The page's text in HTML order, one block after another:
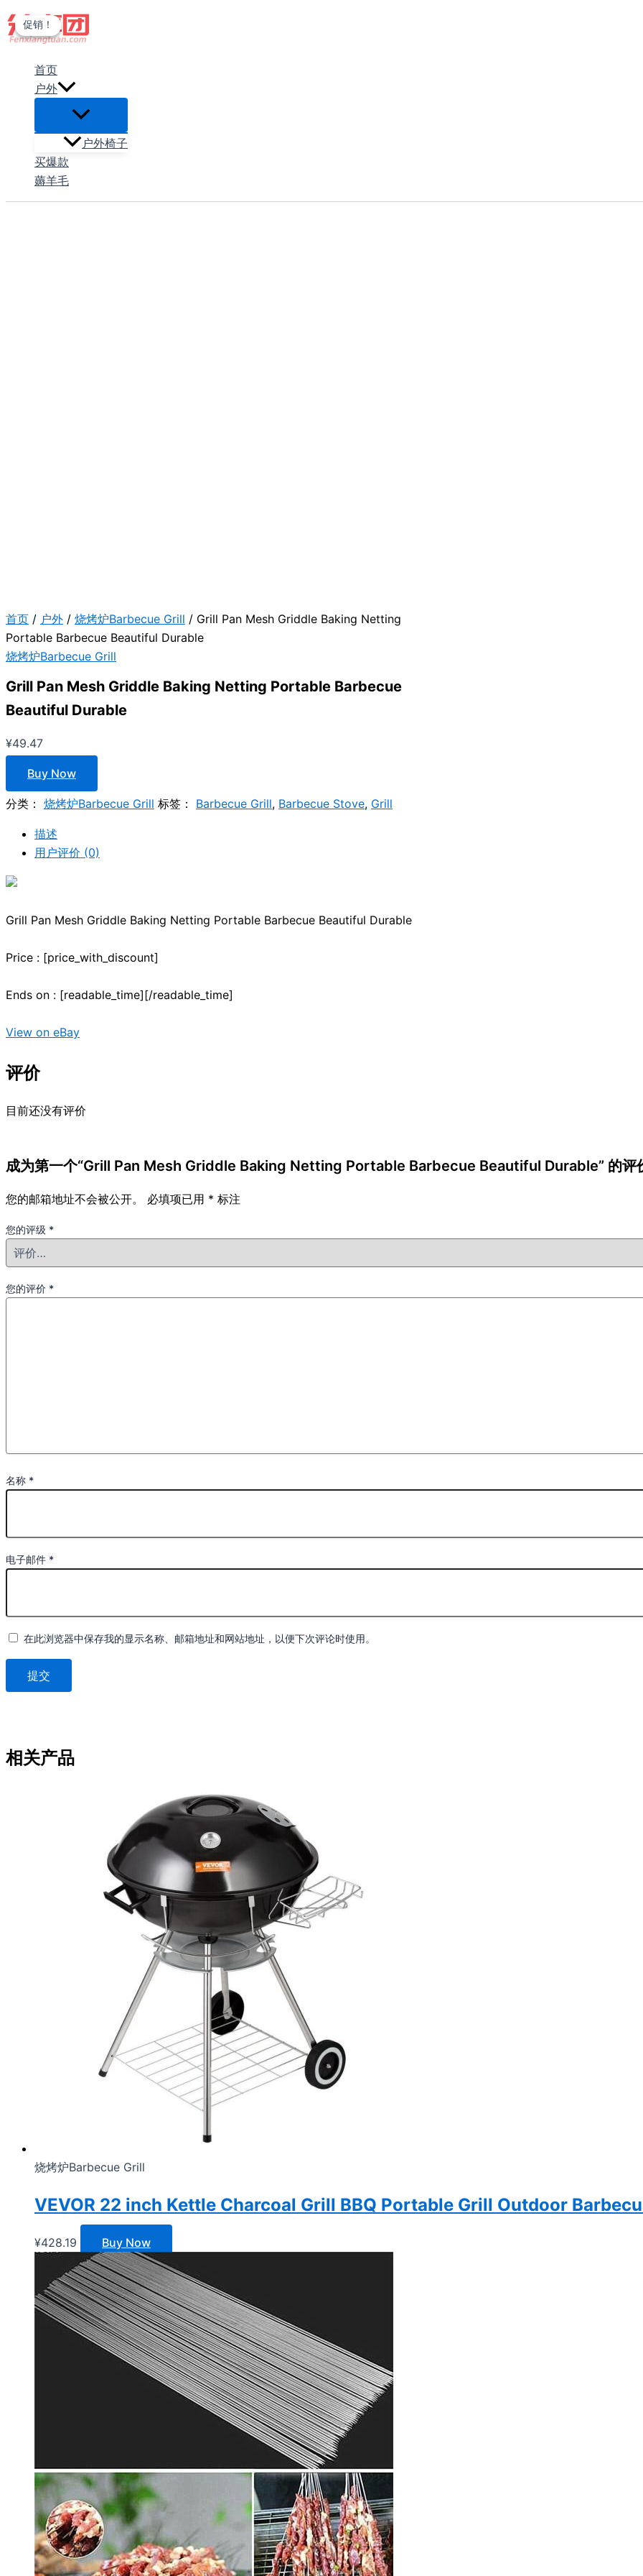
跳
至
首页
户外
户外椅子
买爆款
薅羊毛
首页 / 户外 / 烧烤炉Barbecue Grill / Grill Pan Mesh Griddle Baking Netting
Portable Barbecue Beautiful Durable
烧烤炉Barbecue Grill
Grill Pan Mesh Griddle Baking Netting Portable Barbecue
Beautiful Durable
¥49.47
Buy Now
分类： 烧烤炉Barbecue Grill 标签： Barbecue Grill, Barbecue Stove, Grill
描述
用户评价 (0)
Grill Pan Mesh Griddle Baking Netting Portable Barbecue Beautiful Durable
Price : [price_with_discount]
Ends on : [readable_time][/readable_time]
View on eBay
评价
目前还没有评价
成为第一个“Grill Pan Mesh Griddle Baking Netting Portable Barbecue Beautiful Durable” 的评
您的邮箱地址不会被公开。 必填项已用 * 标注
您的评级 *
您的评价 *
名称 *
电子邮件 *
在此浏览器中保存我的显示名称、邮箱地址和网站地址，以便下次评论时使用。
相关产品
烧烤炉Barbecue Grill
VEVOR 22 inch Kettle Charcoal Grill BBQ Portable Grill Outdoor
¥428.19 Buy Now
促销！
促销！